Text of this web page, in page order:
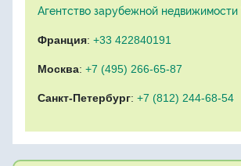
Агентство зарубежной
Франция: +33 422840191
Москва: +7 (495) 266-65-87
Санкт-Петербург: +7 (812) 244-68-54